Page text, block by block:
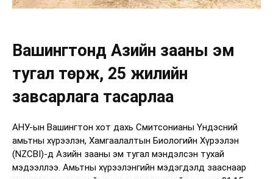
Вашингтонд Азийн зааны эм
тугал төрж, 25 жилийн
завсарлага тасарлаа
АНУ-ын Вашингтон хот дахь Смитсонианы Үндэсний
амьтны хүрээлэн, Хамгаалалтын Биологийн Хүрээлэн
(NZCBI)-д Азийн зааны эм тугал мэндэлсэн тухай
мэдээллээ. Амьтны хүрээлэнгийн мэдэгдэлд зааснаар